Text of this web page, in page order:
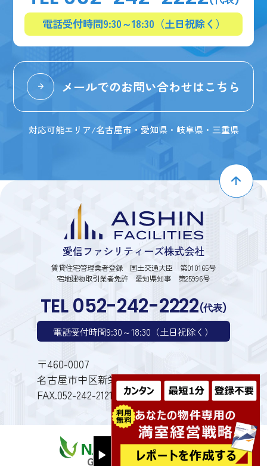
電話受付時間9:30～18:30（土日祝除く）
メールでのお問い合わせはこちら
対応可能エリア/名古屋市・愛知県・岐阜県・三重県
愛信ファシリティーズ株式会社
賃貸住宅管理業者登録 国土交通大臣 第010165号
宅地建物取引業者免許 愛知県知事 第25996号
TEL 052-242-2222(代表)
電話受付時間9:30～18:30（土日祝除く）
〒460-0007
名古屋市中区新栄1丁目28番6号
FAX.052-242-2121
▶